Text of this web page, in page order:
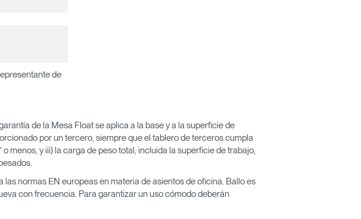
de
de la Mesa Float se aplica a la base y a la superficie de
por un tercero, siempre que el tablero de terceros cumpla
menos, y iii) la carga de peso total, incluida la superficie de trabajo,
normas EN europeas en materia de asientos de oficina. Ballo es
con frecuencia. Para garantizar un uso cómodo deberán